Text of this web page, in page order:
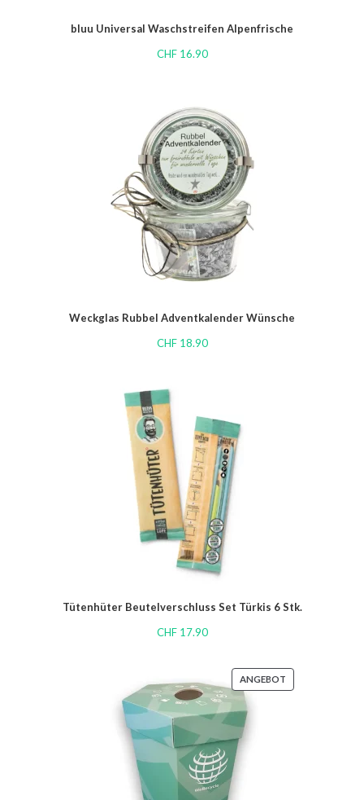
bluu Universal Waschstreifen Alpenfrische
CHF16.90
Weckglas Rubbel Adventkalender Wünsche
CHF18.90
Tütenhüter Beutelverschluss Set Türkis 6 Stk.
CHF17.90
ANGEBOT